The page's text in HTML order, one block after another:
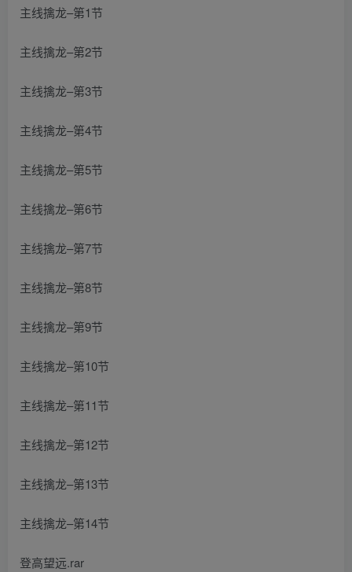
主线擒龙–第1节
主线擒龙–第2节
主线擒龙–第3节
主线擒龙–第4节
主线擒龙–第5节
主线擒龙–第6节
主线擒龙–第7节
主线擒龙–第8节
主线擒龙–第9节
主线擒龙–第10节
主线擒龙–第11节
主线擒龙–第12节
主线擒龙–第13节
主线擒龙–第14节
登高望远.rar